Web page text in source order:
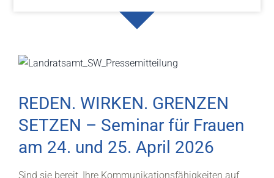
REDEN. WIRKEN. GRENZEN
SETZEN – Seminar für Frauen
am 24. und 25. April 2026
Sind sie bereit, Ihre Kommunikationsfähigkeiten auf